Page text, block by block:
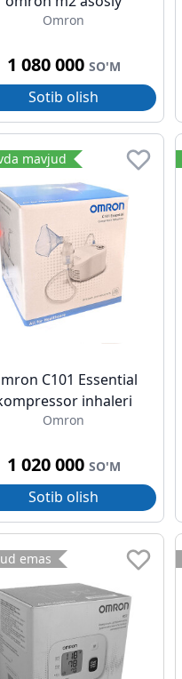
Omron
1 080 000 SO'M
Sotib olish
mavjud
C101 Essential
inhaleri
Omron
1 020 000 SO'M
Sotib olish
emas